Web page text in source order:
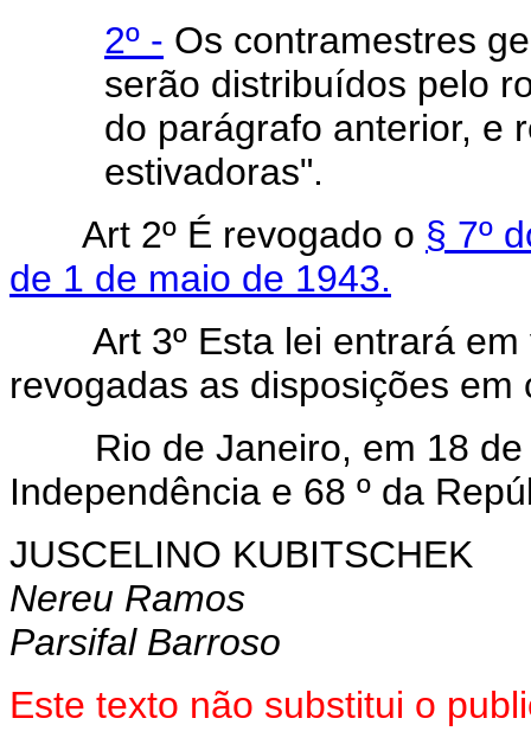
2º - Os contramestres
serão distribuídos pelo
do parágrafo anterior, e
estivadoras".
Art 2º É revogado o § 7º
de 1 de maio de 1943.
Art 3º Esta lei entrará
revogadas as disposições em
Rio de Janeiro, em 18 de
Independência e 68 º da
JUSCELINO KUBITSCHEK
Nereu Ramos
Parsifal Barroso
Este texto não substitui o